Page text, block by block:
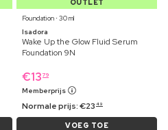
OUTLET
Foundation ⋅ 30 ml
Isadora
Wake Up the Glow Fluid Serum
Foundation 9N
€13 79
Memberprijs
Normale prijs:€23 49
VOEG TOE